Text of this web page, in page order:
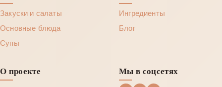
Закуски и салаты
Основные блюда
Супы
Ингредиенты
Блог
О проекте
Мы в соцсетях